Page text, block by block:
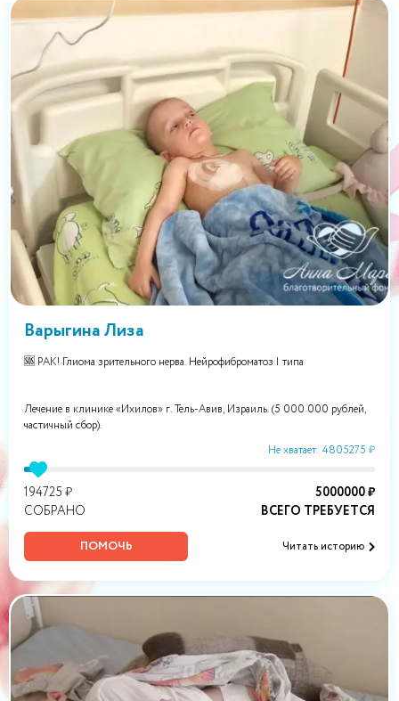
Варыгина Лиза
🆘 РАК! Глиома зрительного нерва. Нейрофиброматоз I типа
Лечение в клинике «Ихилов» г. Тель-Авив, Израиль. (5 000 000 рублей,
частичный сбор).
Не хватает: 4805275 ₽
194725 ₽
СОБРАНО
5000000 ₽
ВСЕГО ТРЕБУЕТСЯ
ПОМОЧЬ Читать историю